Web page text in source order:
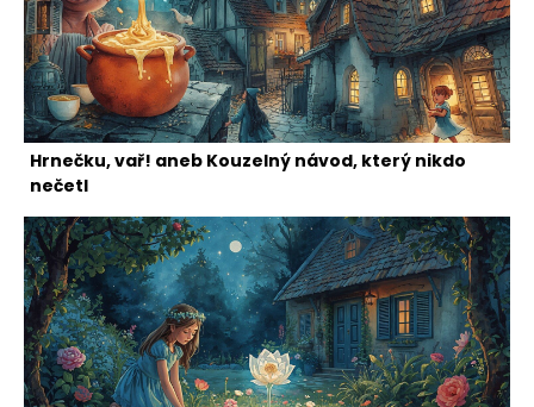
Hrnečku, vař! aneb Kouzelný návod, který nikdo
nečetl